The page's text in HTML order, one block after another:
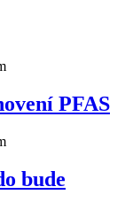
PFAS
bude